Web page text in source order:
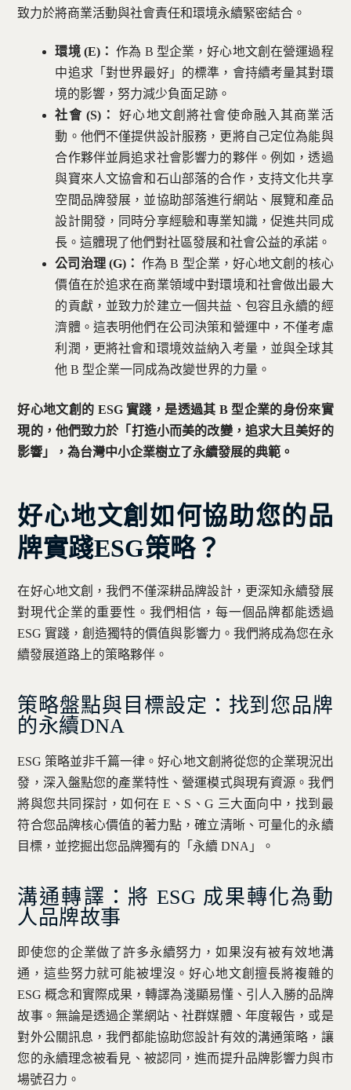
致力於將商業活動與社會責任和環境永續緊密結合。
環境 (E)： 作為 B 型企業，好心地文創在營運過程
中追求「對世界最好」的標準，會持續考量其對環
境的影響，努力減少負面足跡。
社會 (S)：
好心地文創將社會使命融入其商業活
動。他們不僅提供設計服務，更將自己定位為能與
合作夥伴並肩追求社會影響力的夥伴。例如，透過
與寶來人文協會和石山部落的合作，支持文化共享
空間品牌發展，並協助部落進行網站、展覽和產品
設計開發，同時分享經驗和專業知識，促進共同成
長。這體現了他們對社區發展和社會公益的承諾。
公司治理 (G)： 作為 B 型企業，好心地文創的核心
價值在於追求在商業領域中對環境和社會做出最大
的貢獻，並致力於建立一個共益、包容且永續的經
濟體。這表明他們在公司決策和營運中，不僅考慮
利潤，更將社會和環境效益納入考量，並與全球其
他 B 型企業一同成為改變世界的力量。
好心地文創的 ESG 實踐，是透過其 B 型企業的身份來實
現的，他們致力於「打造小而美的改變，追求大且美好的
影響」，為台灣中小企業樹立了永續發展的典範。
好心地文創如何協助您的品
牌實踐ESG策略？
在好心地文創，我們不僅深耕品牌設計，更深知永續發展
對現代企業的重要性。我們相信，每一個品牌都能透過
ESG 實踐，創造獨特的價值與影響力。我們將成為您在永
續發展道路上的策略夥伴。
策略盤點與目標設定：找到您品牌
的永續DNA
ESG 策略並非千篇一律。好心地文創將從您的企業現況出
發，深入盤點您的產業特性、營運模式與現有資源。我們
將與您共同探討，如何在 E、S、G 三大面向中，找到最
符合您品牌核心價值的著力點，確立清晰、可量化的永續
目標，並挖掘出您品牌獨有的「永續 DNA」。
溝通轉譯：將 ESG 成果轉化為動
人品牌故事
即使您的企業做了許多永續努力，如果沒有被有效地溝
通，這些努力就可能被埋沒。好心地文創擅長將複雜的
ESG 概念和實際成果，轉譯為淺顯易懂、引人入勝的品牌
故事。無論是透過企業網站、社群媒體、年度報告，或是
對外公關訊息，我們都能協助您設計有效的溝通策略，讓
您的永續理念被看見、被認同，進而提升品牌影響力與市
場號召力。